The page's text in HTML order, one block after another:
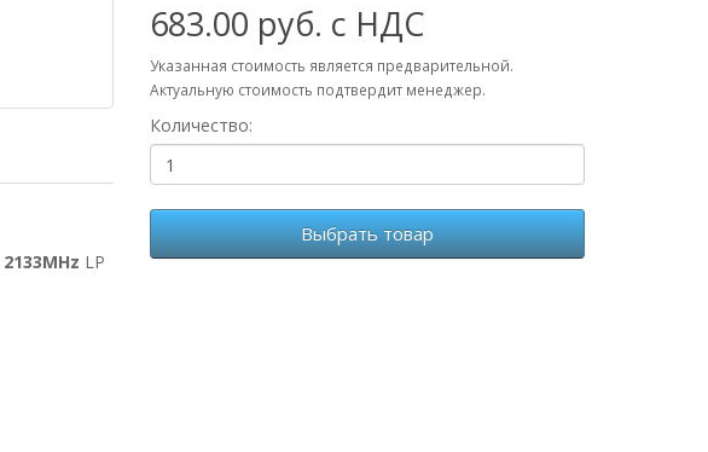
2133MHz LP
683.00 руб. с НДС
Указанная стоимость является предварительной.
Актуальную стоимость подтвердит менеджер.
Количество:
Выбрать товар